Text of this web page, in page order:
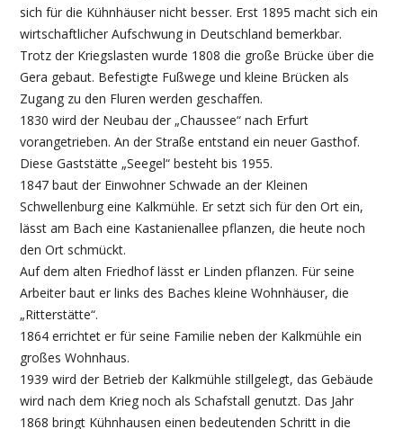
sich für die Kühnhäuser nicht besser. Erst 1895 macht sich ein
wirtschaftlicher Aufschwung in Deutschland bemerkbar.
Trotz der Kriegslasten wurde 1808 die große Brücke über die
Gera gebaut. Befestigte Fußwege und kleine Brücken als
Zugang zu den Fluren werden geschaffen.
1830 wird der Neubau der „Chaussee“ nach Erfurt
vorangetrieben. An der Straße entstand ein neuer Gasthof.
Diese Gaststätte „Seegel“ besteht bis 1955.
1847 baut der Einwohner Schwade an der Kleinen
Schwellenburg eine Kalkmühle. Er setzt sich für den Ort ein,
lässt am Bach eine Kastanienallee pflanzen, die heute noch
den Ort schmückt.
Auf dem alten Friedhof lässt er Linden pflanzen. Für seine
Arbeiter baut er links des Baches kleine Wohnhäuser, die
„Ritterstätte“.
1864 errichtet er für seine Familie neben der Kalkmühle ein
großes Wohnhaus.
1939 wird der Betrieb der Kalkmühle stillgelegt, das Gebäude
wird nach dem Krieg noch als Schafstall genutzt. Das Jahr
1868 bringt Kühnhausen einen bedeutenden Schritt in die